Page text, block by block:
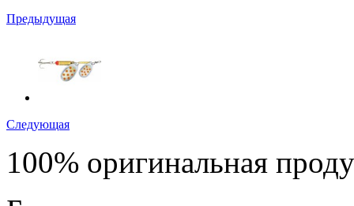
Предыдущая
Следующая
100% оригинальная